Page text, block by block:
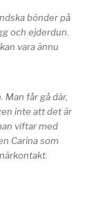
bönder på
och ejderdun.
vara ännu
får gå där,
inte att det är
viftar med
Carina som